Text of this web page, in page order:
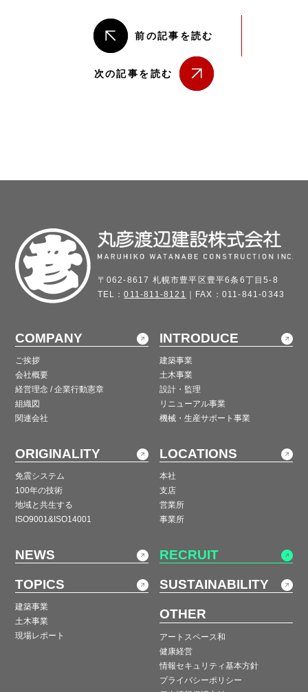
前の記事を読む
次の記事を読む
〒062-8617 札幌市豊平区豊平6条6丁目5-8
TEL：011-811-8121 ｜FAX：011-841-0343
COMPANY
ご挨拶
会社概要
経営理念 / 企業行動憲章
組織図
関連会社
INTRODUCE
建築事業
土木事業
設計・監理
リニューアル事業
機械・生産サポート事業
ORIGINALITY
免震システム
100年の技術
地域と共生する
ISO9001&ISO14001
LOCATIONS
本社
支店
営業所
事業所
NEWS
TOPICS
建築事業
土木事業
現場レポート
RECRUIT
SUSTAINABILITY
OTHER
アートスペース和
健康経営
情報セキュリティ基本方針
プライバシーポリシー